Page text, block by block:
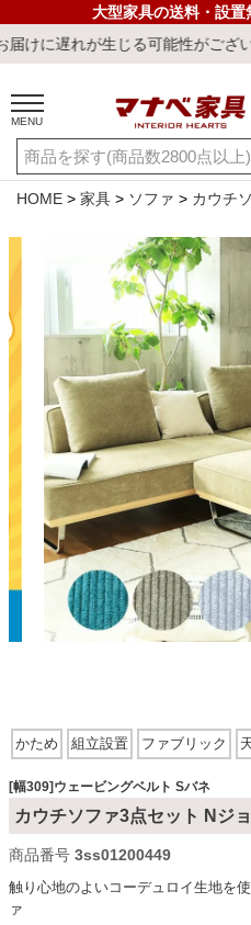
大型家具の送料・設置
能性がございます。ご迷惑を
MENU
ご利用ガイド
店舗一覧
キーワード・商品番号で探す
最短発送 冷感ラグ 冷感寝具
カテゴリから探す
ソファ
ダイニングテーブル・セ
椅子・チェア
HOME 家具 ソファ カウチ
組立設置 ファブリック
ウェービングベルト Sバネ
かため
[幅309]ウェービングベルト Sバネ
カウチソファ3点セット Nジ
商品番号 3ss01200449
触り心地のよいコーデュロイ生地を
ァ